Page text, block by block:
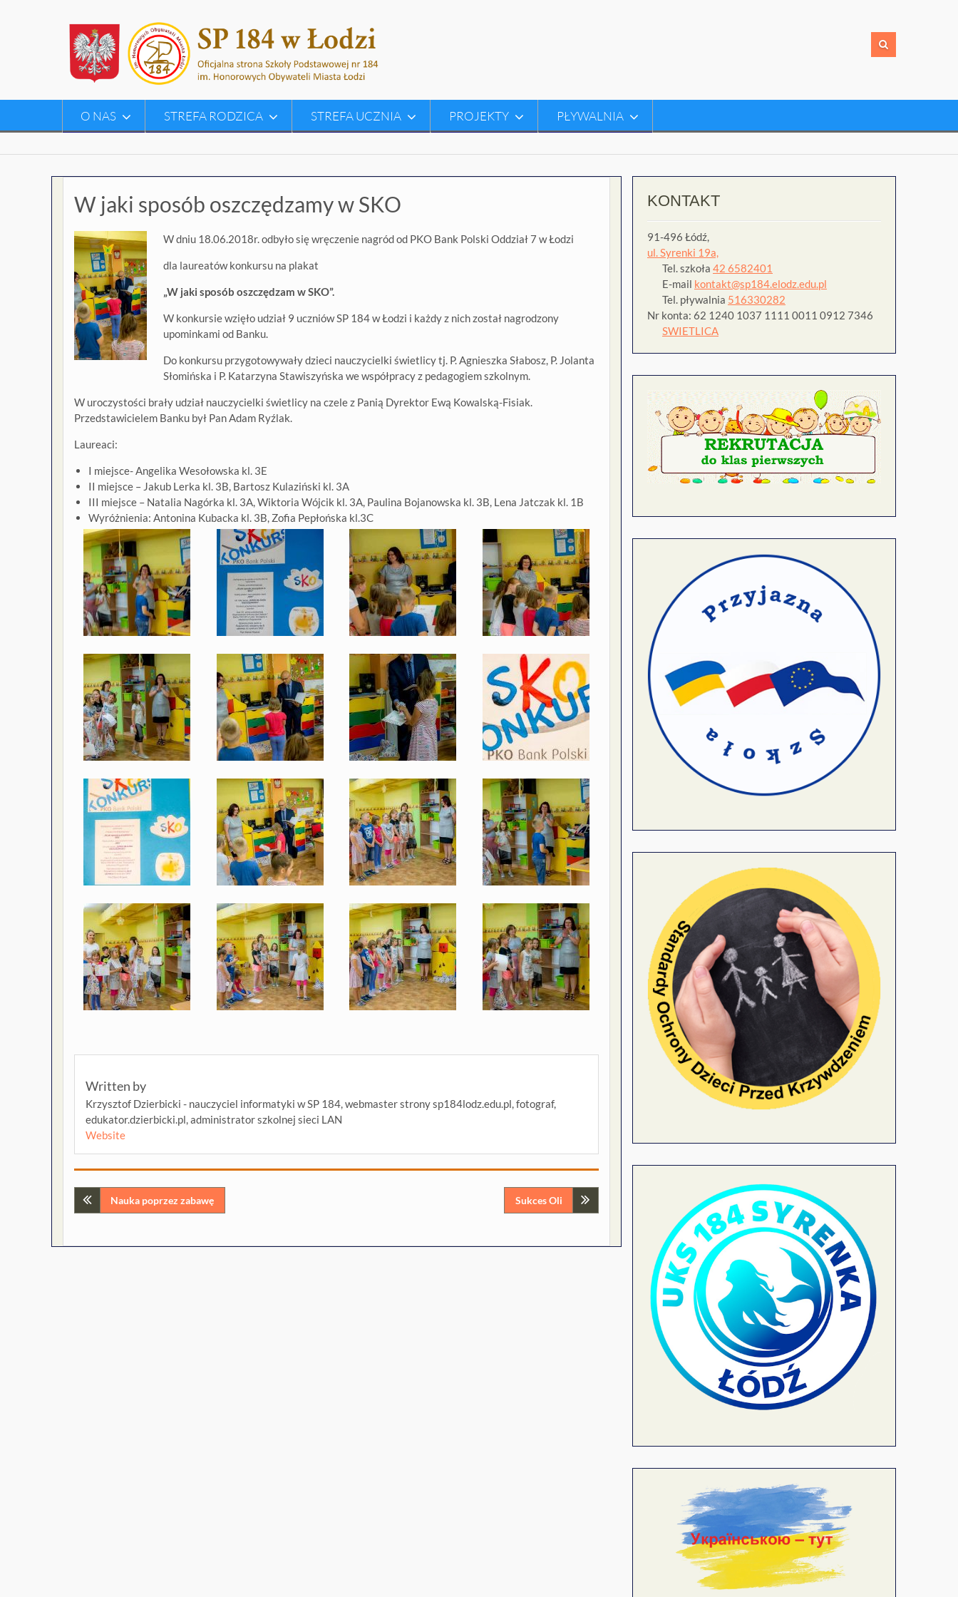
O NAS STREFA RODZICA STREFA UCZNIA PROJEKTY PŁYWALNIA
W jaki sposób oszczędzamy w SKO
W dniu 18.06.2018r. odbyło się wręczenie nagród od PKO Bank Polski Oddział 7 w Łodzi
dla laureatów konkursu na plakat
„W jaki sposób oszczędzam w SKO”.
W konkursie wzięło udział 9 uczniów SP 184 w Łodzi i każdy z nich został nagrodzony
upominkami od Banku.
Do konkursu przygotowywały dzieci nauczycielki świetlicy tj. P. Agnieszka Słabosz, P. Jolanta
Słomińska i P. Katarzyna Stawiszyńska we współpracy z pedagogiem szkolnym.
W uroczystości brały udział nauczycielki świetlicy na czele z Panią Dyrektor Ewą Kowalską-Fisiak.
Przedstawicielem Banku był Pan Adam Ryźlak.
Laureaci:
I miejsce- Angelika Wesołowska kl. 3E
II miejsce – Jakub Lerka kl. 3B, Bartosz Kulaziński kl. 3A
III miejsce – Natalia Nagórka kl. 3A, Wiktoria Wójcik kl. 3A, Paulina Bojanowska kl. 3B, Lena Jatczak kl. 1B
Wyróżnienia: Antonina Kubacka kl. 3B, Zofia Pepłońska kl.3C
Written by
Krzysztof Dzierbicki - nauczyciel informatyki w SP 184, webmaster strony sp184lodz.edu.pl, fotograf,
edukator.dzierbicki.pl, administrator szkolnej sieci LAN
Website
Nawigacja
Nauka poprzez zabawę Sukces Oli
KONTAKT
91-496 Łódź,
ul. Syrenki 19a,
Tel. szkoła 42 6582401
E-mail kontakt@sp184.elodz.edu.pl
Tel. pływalnia 516330282
Nr konta: 62 1240 1037 1111 0011 0912 7346
SWIETLICA